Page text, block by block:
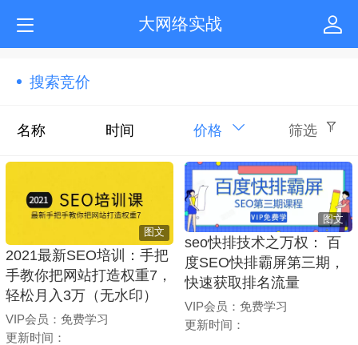
大网络实战
搜索竞价
名称 时间 价格 筛选
图文
2021最新SEO培训：手把
手教你把网站打造权重7，
轻松月入3万（无水印）
VIP会员：免费学习
更新时间：
图文
seo快排技术之万权： 百
度SEO快排霸屏第三期，
快速获取排名流量
VIP会员：免费学习
更新时间：